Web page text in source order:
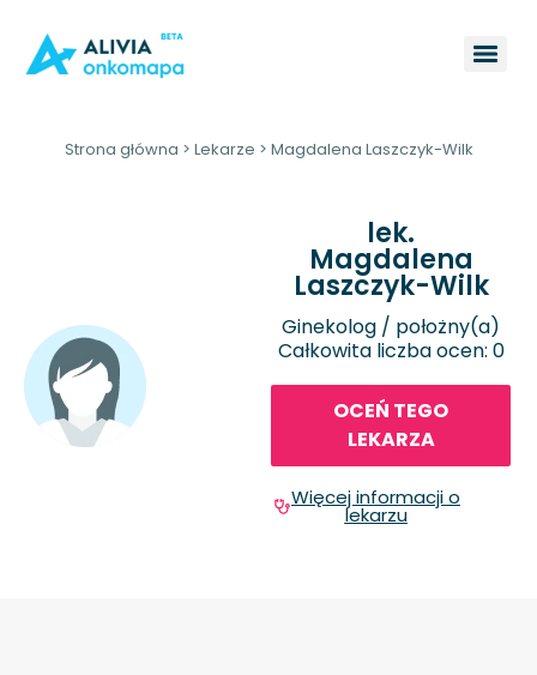
Strona główna > Lekarze > Magdalena Laszczyk-Wilk
lek.
Magdalena
Laszczyk-Wilk
Ginekolog / położny(a)
Całkowita liczba ocen: 0
OCEŃ TEGO
LEKARZA
Więcej informacji o
lekarzu